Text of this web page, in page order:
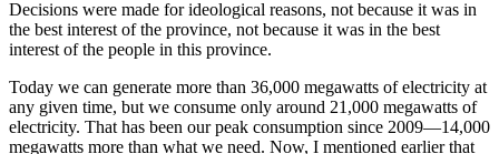
Decisions were made for ideological reasons, not because it was in
the best interest of the province, not because it was in the best
interest of the people in this province.
Today we can generate more than 36,000 megawatts of electricity at
any given time, but we consume only around 21,000 megawatts of
electricity. That has been our peak consumption since 2009—14,000
megawatts more than what we need. Now, I mentioned earlier that